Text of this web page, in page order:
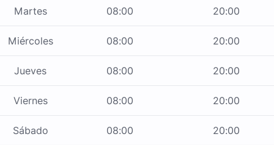
Martes 08:00 20:00
Miércoles 08:00 20:00
Jueves 08:00 20:00
Viernes 08:00 20:00
Sábado 08:00 20:00